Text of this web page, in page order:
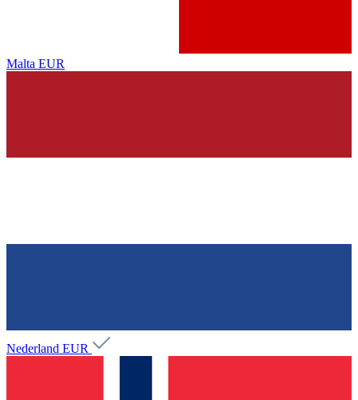
Malta EUR
Nederland EUR